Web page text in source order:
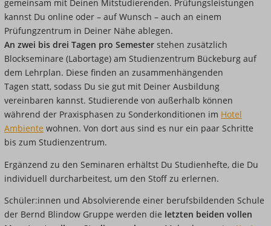
gemeinsam mit Deinen Mitstudierenden. Prüfungsleistungen
kannst Du online oder – auf Wunsch – auch an einem
Prüfungzentrum in Deiner Nähe ablegen.
An zwei bis drei Tagen pro Semester stehen zusätzlich
Blockseminare (Labortage) am Studienzentrum Bückeburg auf
dem Lehrplan. Diese finden an zusammenhängenden
Tagen statt, sodass Du sie gut mit Deiner Ausbildung
vereinbaren kannst. Studierende von außerhalb können
während der Praxisphasen zu Sonderkonditionen im Hotel
Ambiente wohnen. Von dort aus sind es nur ein paar Schritte
bis zum Studienzentrum.
Ergänzend zu den Seminaren erhältst Du Studienhefte, die Du
individuell durcharbeitest, um den Stoff zu erlernen.
Schüler:innen und Absolvierende einer berufsbildenden Schule
der Bernd Blindow Gruppe werden die letzten beiden vollen